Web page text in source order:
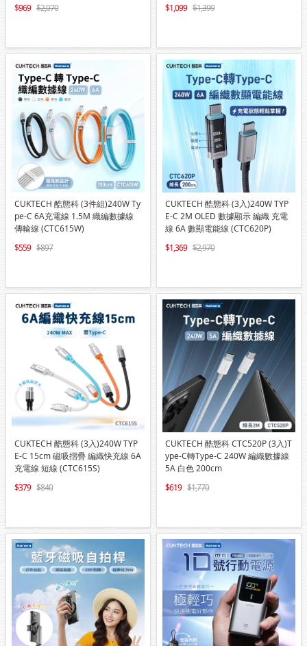
969
2,070
1,099
1,399
CUKTECH 酷態科 (3件組)240W Ty
pe-C 6A充電線 1.5M 織編數據線
傳輸線 (CTC615W)
559
897
CUKTECH 酷態科 (3入)240W TYP
E-C 2M OLED 數據顯示 編織 充電
線 6A 數顯電能線 (CTC620P)
1,369
2,970
CUKTECH 酷態科 (3入)240W TYP
E-C 15cm 磁吸摺疊 編織快充線 6A
充電線 短線 (CTC615S)
379
840
CUKTECH 酷態科 CTC520P (3入)T
ype-C轉Type-C 240W 編織數據線
5A 白色 200cm
619
1,770